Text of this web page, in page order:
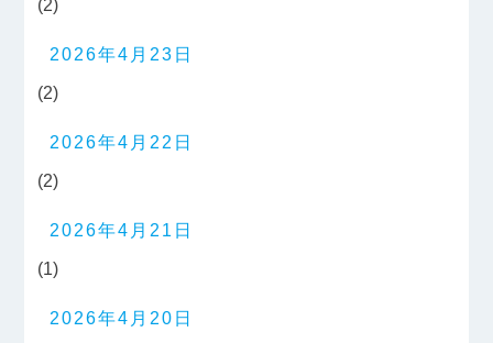
(2)
2026年4月23日
(2)
2026年4月22日
(2)
2026年4月21日
(1)
2026年4月20日